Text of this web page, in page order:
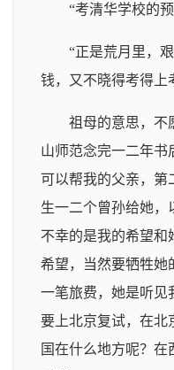
“考清华学校的
“正是荒月里，
钱，又不晓得考得上
祖母的意思，不
山师范念完一二年书
可以帮我的父亲，第
生一二个曾孙给她，
不幸的是我的希望和
希望，当然要牺牲她
一笔旅费，她是听见
要上北京复试，在北
国在什么地方呢？